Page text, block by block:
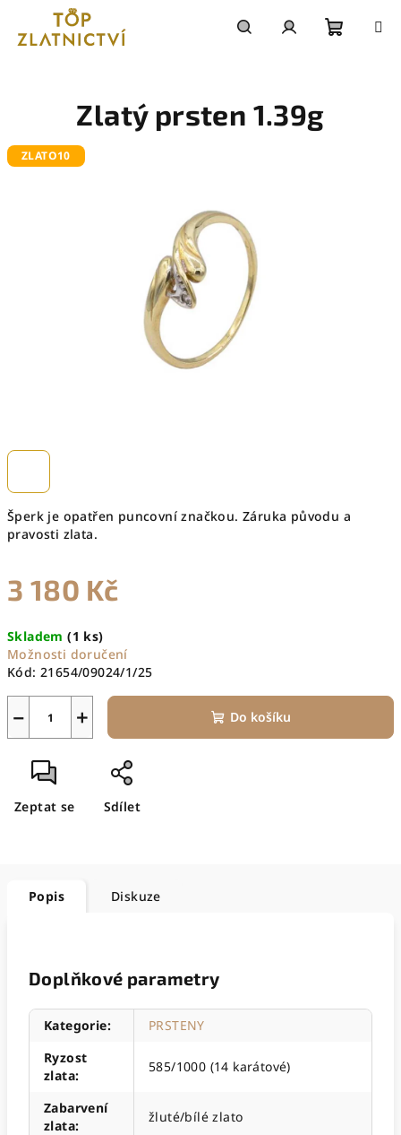
obsah
Šperk je opatřen puncovní značkou. Záruka původu a
pravosti zlata.
3 180 Kč
cena:
Skladem(1 ks)
Možnosti doručení
Kód: 21654/09024/1/25
+
− Do košíku
Zeptat se Sdílet
Zlatý prsten 1.39g
ZLATO10
Popis Diskuze
Doplňkové parametry
Kategorie:
PRSTENY
Ryzost
zlata:
585/1000 (14 karátové)
Zabarvení
zlata:
žluté/bílé zlato